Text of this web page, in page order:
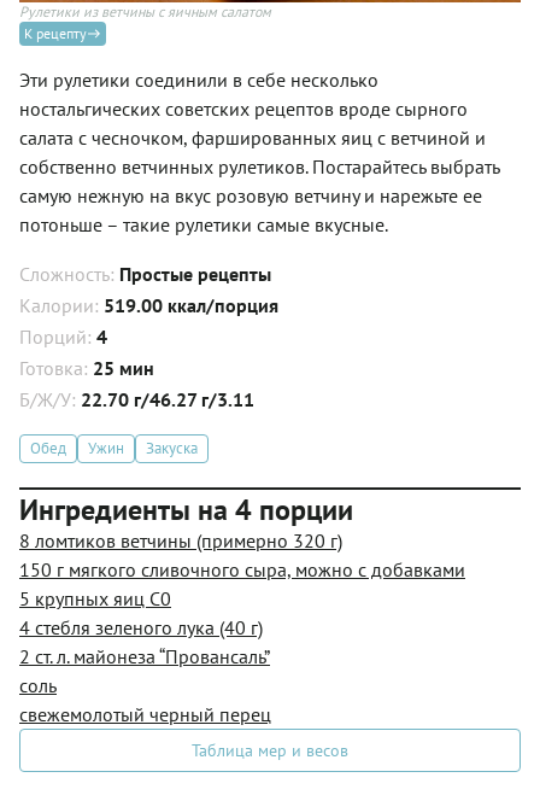
Рулетики из ветчины с яичным салатом
К рецепту
Эти рулетики соединили в себе несколько
ностальгических советских рецептов вроде сырного
салата с чесночком, фаршированных яиц с ветчиной и
собственно ветчинных рулетиков. Постарайтесь выбрать
самую нежную на вкус розовую ветчину и нарежьте ее
потоньше – такие рулетики самые вкусные.
Сложность: Простые рецепты
Калории: 519.00 ккал/порция
Порций: 4
Готовка: 25 мин
Б/Ж/У: 22.70 г/46.27 г/3.11
Обед Ужин Закуска
Ингредиенты на 4 порции
8 ломтиков ветчины (примерно 320 г)
150 г мягкого сливочного сыра, можно с добавками
5 крупных яиц С0
4 стебля зеленого лука (40 г)
2 ст. л. майонеза “Провансаль”
соль
свежемолотый черный перец
Таблица мер и весов